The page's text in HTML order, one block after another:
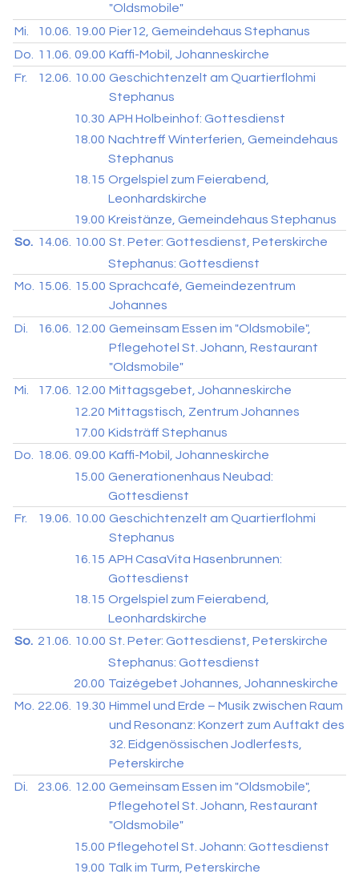
"Oldsmobile"
Mi.
10.06. 19.00 Pier12, Gemeindehaus Stephanus
Do.
11.06. 09.00 Kaffi-Mobil, Johanneskirche
Fr.
12.06. 10.00 Geschichtenzelt am Quartierflohmi
Stephanus
10.30 APH Holbeinhof: Gottesdienst
18.00 Nachtreff Winterferien, Gemeindehaus
Stephanus
18.15 Orgelspiel zum Feierabend,
Leonhardskirche
19.00 Kreistänze, Gemeindehaus Stephanus
So. 14.06. 10.00 St. Peter: Gottesdienst, Peterskirche
Stephanus: Gottesdienst
Mo.
15.06. 15.00 Sprachcafé, Gemeindezentrum
Johannes
Di.
16.06. 12.00 Gemeinsam Essen im "Oldsmobile",
Pflegehotel St. Johann, Restaurant
"Oldsmobile"
Mi.
17.06. 12.00 Mittagsgebet, Johanneskirche
12.20 Mittagstisch, Zentrum Johannes
17.00 Kidsträff Stephanus
Do.
18.06. 09.00 Kaffi-Mobil, Johanneskirche
15.00 Generationenhaus Neubad:
Gottesdienst
Fr.
19.06. 10.00 Geschichtenzelt am Quartierflohmi
Stephanus
16.15 APH CasaVita Hasenbrunnen:
Gottesdienst
18.15 Orgelspiel zum Feierabend,
Leonhardskirche
So. 21.06. 10.00 St. Peter: Gottesdienst, Peterskirche
Stephanus: Gottesdienst
20.00 Taizégebet Johannes, Johanneskirche
Mo. 22.06. 19.30 Himmel und Erde – Musik zwischen Raum
und Resonanz: Konzert zum Auftakt des
32. Eidgenössischen Jodlerfests,
Peterskirche
Di.
23.06. 12.00 Gemeinsam Essen im "Oldsmobile",
Pflegehotel St. Johann, Restaurant
"Oldsmobile"
15.00 Pflegehotel St. Johann: Gottesdienst
19.00 Talk im Turm, Peterskirche